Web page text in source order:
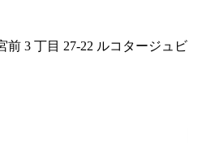
前 3 丁目 27-22 ルコタージュビ